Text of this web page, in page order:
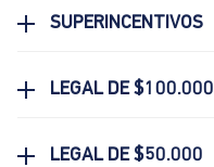
SUPERINCENTIVOS
LEGAL DE $100.000
LEGAL DE $50.000